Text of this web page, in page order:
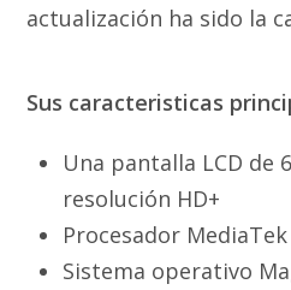
actualización ha sido la
Sus caracteristicas
Una pantalla LCD de
resolución HD+
Procesador
Sistema operativo